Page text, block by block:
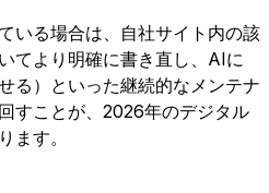
いる場合は、自社サイト内の該
てより明確に書き直し、AIに
る）といった継続的なメンテナ
すことが、2026年のデジタル
ます。